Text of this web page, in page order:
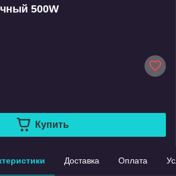
500W
Купить
Доставка Оплата